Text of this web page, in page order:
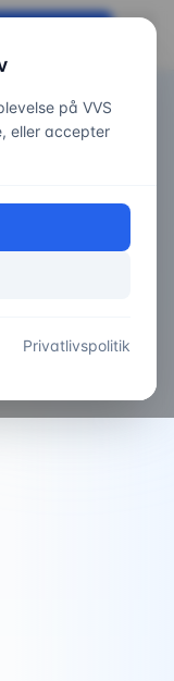
og omegn -
på VVS
eller accepter
Privatlivspolitik